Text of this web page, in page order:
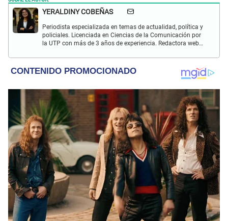
YERALDINY COBEÑAS
Periodista especializada en temas de actualidad, política y
policiales. Licenciada en Ciencias de la Comunicación por
la UTP con más de 3 años de experiencia. Redactora web
en temas relacionados con misterios, películas y series
policiales.